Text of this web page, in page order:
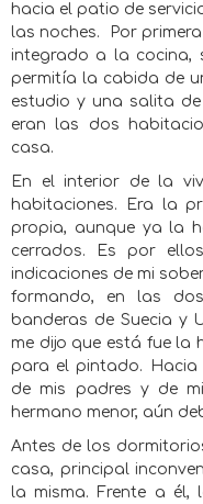
hacia el patio de
las noches.
Por
integrado a la cocina,
permitía la cabida de
estudio y una salita
eran las dos
casa.
En el interior de la
habitaciones. Era la
propia, aunque ya la
cerrados. Es por
indicaciones de mi
formando, en las
banderas de Suecia y
me dijo que está fue la
para el pintado.
de mis padres y de
hermano menor, aún
Antes de los
casa, principal
la misma. Frente a él,